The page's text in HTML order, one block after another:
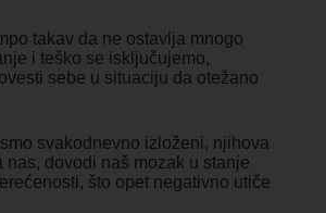
takav da ne ostavlja mnogo
i teško se isključujemo,
sebe u situaciju da otežano
svakodnevno izloženi, njihova
nas, dovodi naš mozak u stanje
što opet negativno utiče